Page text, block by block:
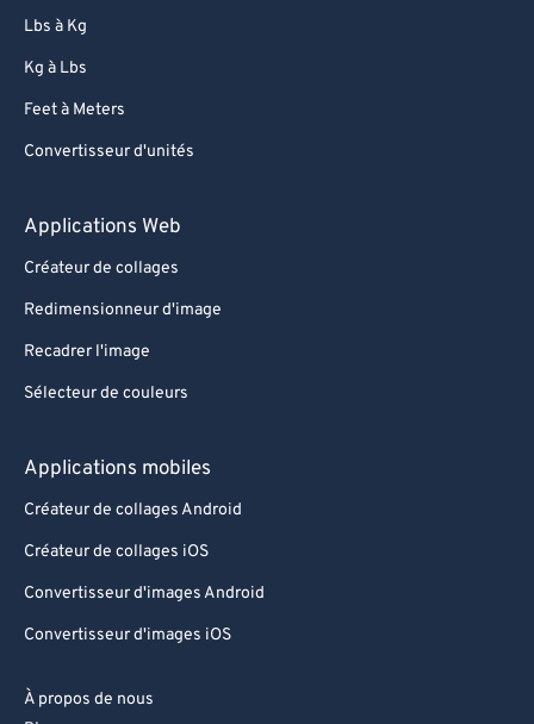
Lbs à Kg
Kg à Lbs
Feet à Meters
Convertisseur d'unités
Applications Web
Créateur de collages
Redimensionneur d'image
Recadrer l'image
Sélecteur de couleurs
Applications mobiles
Créateur de collages Android
Créateur de collages iOS
Convertisseur d'images Android
Convertisseur d'images iOS
À propos de nous